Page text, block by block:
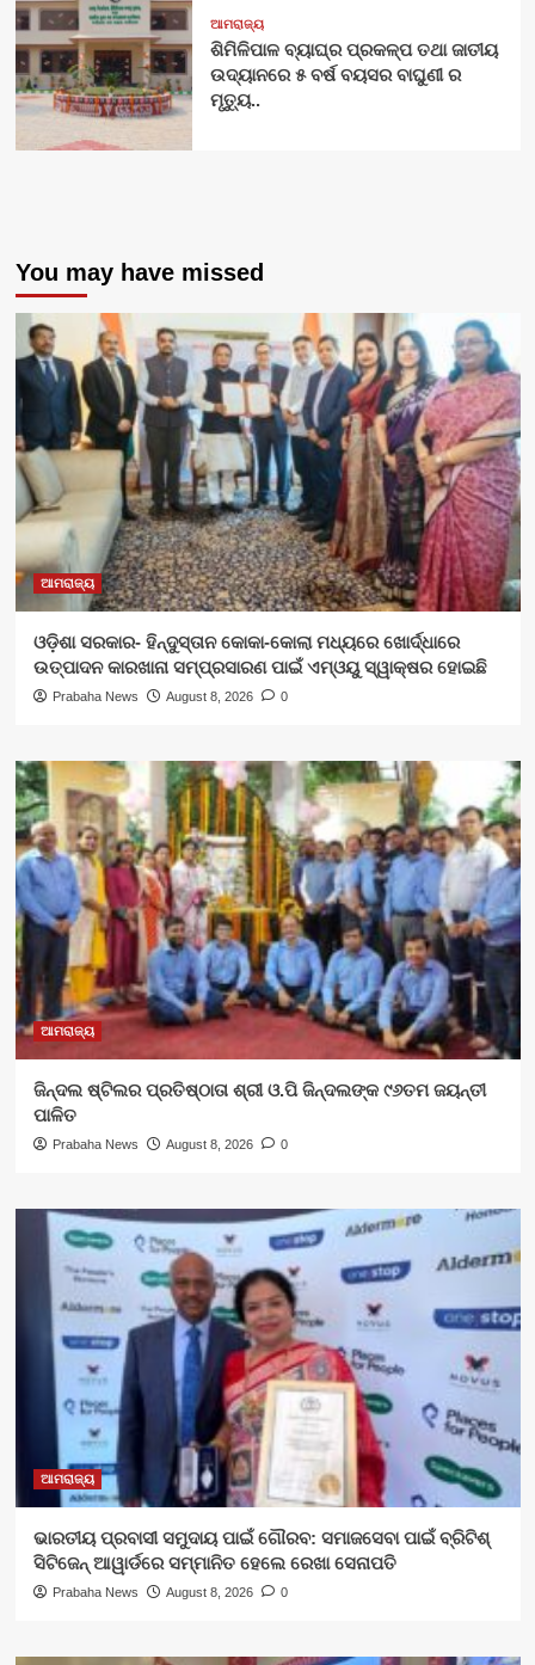
ଆମରାଜ୍ୟ
ଶିମିଳିପାଳ ବ୍ୟାଘ୍ର ପ୍ରକଳ୍ପ ତଥା ଜାତୀୟ
ଉଦ୍ୟାନରେ ୫ ବର୍ଷ ବୟସର ବାଘୁଣୀ ର
ମୃତ୍ୟୁ..
You may have missed
ଆମରାଜ୍ୟ
ଓଡ଼ିଶା ସରକାର- ହିନ୍ଦୁସ୍ତାନ କୋକା-କୋଲା ମଧ୍ୟରେ ଖୋର୍ଦ୍ଧାରେ
ଉତ୍ପାଦନ କାରଖାନା ସମ୍ପ୍ରସାରଣ ପାଇଁ ଏମ୍‌ଓୟୁ ସ୍ୱାକ୍ଷର ହୋଇଛି
Prabaha News August 8, 2026 0
ଆମରାଜ୍ୟ
ଜିନ୍ଦଲ ଷ୍ଟିଲର ପ୍ରତିଷ୍ଠାତା ଶ୍ରୀ ଓ.ପି ଜିନ୍ଦଲଙ୍କ ୯୬ତମ ଜୟନ୍ତୀ
ପାଳିତ
Prabaha News August 8, 2026 0
ଆମରାଜ୍ୟ
ଭାରତୀୟ ପ୍ରବାସୀ ସମୁଦାୟ ପାଇଁ ଗୌରବ: ସମାଜସେବା ପାଇଁ ବ୍ରିଟିଶ୍
ସିଟିଜେନ୍ ଆୱାର୍ଡରେ ସମ୍ମାନିତ ହେଲେ ରେଖା ସେନାପତି
Prabaha News August 8, 2026 0